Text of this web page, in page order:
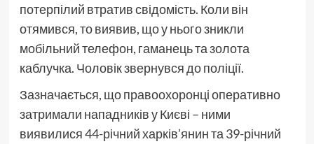
потерпілий втратив свідомість. Коли він
отямився, то виявив, що у нього зникли
мобільний телефон, гаманець та золота
каблучка. Чоловік звернувся до поліції.
Зазначається, що правоохоронці оперативно
затримали нападників у Києві – ними
виявилися 44-річний харків’янин та 39-річний